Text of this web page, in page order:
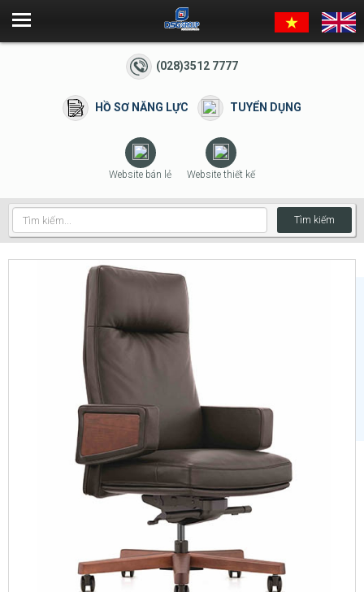
(028)3512 7777
HỒ SƠ NĂNG LỰC TUYỂN DỤNG
Website bán lẻ Website thiết kế
Tìm kiếm